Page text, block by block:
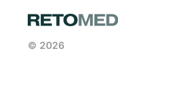
© 2026